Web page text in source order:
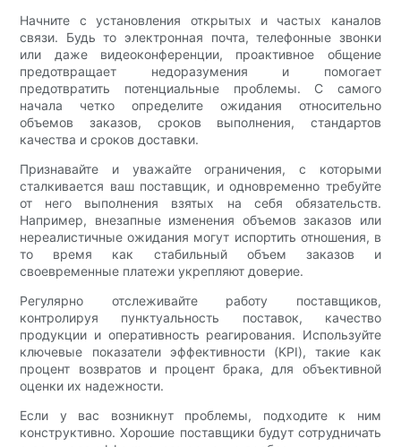
Начните с установления открытых и частых каналов
связи. Будь то электронная почта, телефонные звонки
или даже видеоконференции, проактивное общение
предотвращает недоразумения и помогает
предотвратить потенциальные проблемы. С самого
начала четко определите ожидания относительно
объемов заказов, сроков выполнения, стандартов
качества и сроков доставки.
Признавайте и уважайте ограничения, с которыми
сталкивается ваш поставщик, и одновременно требуйте
от него выполнения взятых на себя обязательств.
Например, внезапные изменения объемов заказов или
нереалистичные ожидания могут испортить отношения, в
то время как стабильный объем заказов и
своевременные платежи укрепляют доверие.
Регулярно отслеживайте работу поставщиков,
контролируя пунктуальность поставок, качество
продукции и оперативность реагирования. Используйте
ключевые показатели эффективности (KPI), такие как
процент возвратов и процент брака, для объективной
оценки их надежности.
Если у вас возникнут проблемы, подходите к ним
конструктивно. Хорошие поставщики будут сотрудничать